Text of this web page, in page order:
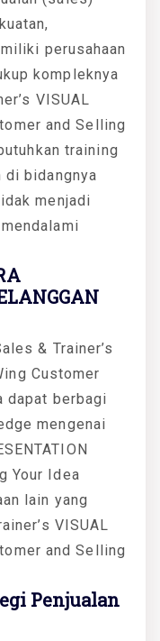
perusahaan
kompleknya
VISUAL
and Selling
training
di bidangnya
menjadi
& Trainer’s
Customer
dapat berbagi
mengenai
Your Idea
lain yang
VISUAL
and Selling
Penjualan